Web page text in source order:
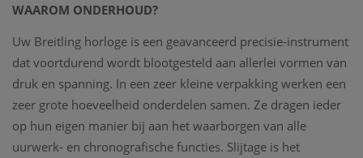
WAAROM ONDERHOUD?
Uw Breitling horloge is een geavanceerd precisie-instrument
dat voortdurend wordt blootgesteld aan allerlei vormen van
druk en spanning. In een zeer kleine verpakking werken een
zeer grote hoeveelheid onderdelen samen. Ze dragen ieder
op hun eigen manier bij aan het waarborgen van alle
uurwerk- en chronografische functies. Slijtage is het